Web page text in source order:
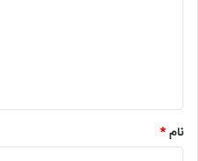
نام*